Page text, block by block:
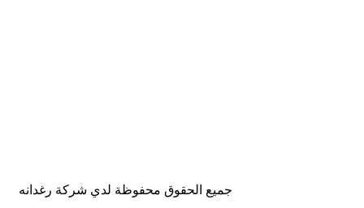
جميع الحقوق محفوظة لدي شركة رغدانه